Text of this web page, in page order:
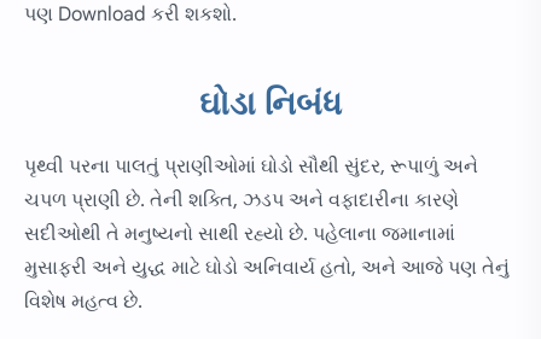
પણ Download કરી શકશો.
ઘોડા નિબંધ
પૃથ્વી પરના પાલતું પ્રાણીઓમાં ઘોડો સૌથી સુંદર, રૂપાળું અને
ચપળ પ્રાણી છે. તેની શક્તિ, ઝડપ અને વફાદારીના કારણે
સદીઓથી તે મનુષ્યનો સાથી રહ્યો છે. પહેલાના જમાનામાં
મુસાફરી અને યુદ્ધ માટે ઘોડો અનિવાર્ય હતો, અને આજે પણ તેનું
વિશેષ મહત્વ છે.